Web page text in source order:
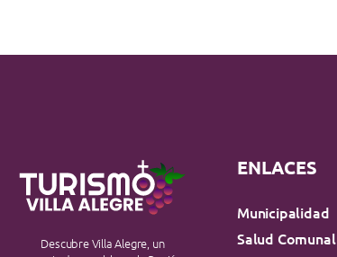
Descubre Villa Alegre, un
ENLACES
Municipalidad
Salud Comunal